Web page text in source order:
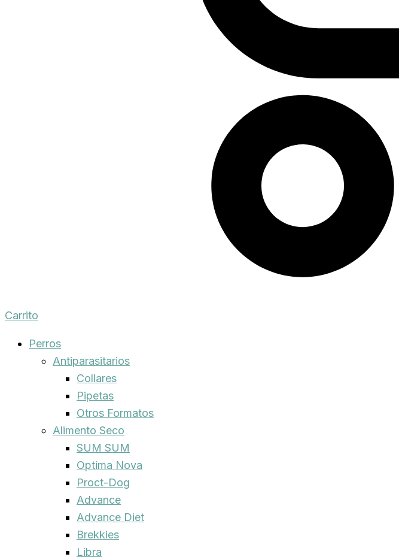
Carrito
Perros
Antiparasitarios
Collares
Pipetas
Otros Formatos
Alimento Seco
SUM SUM
Optima Nova
Proct-Dog
Advance
Advance Diet
Brekkies
Libra